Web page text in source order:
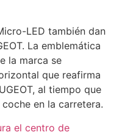
LED también dan
La emblemática
la marca se
que reafirma
al tiempo que
en la carretera.
el centro de